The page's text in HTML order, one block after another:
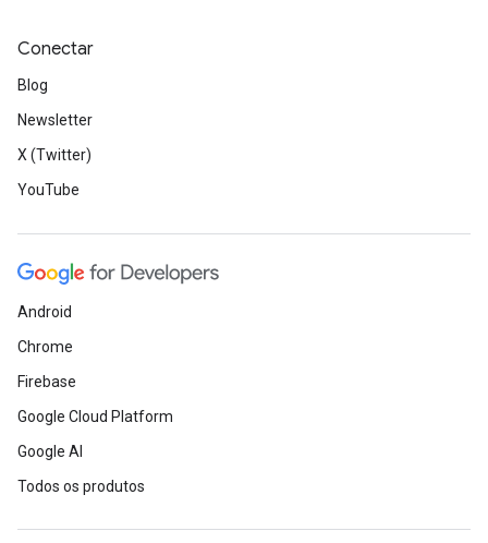
Conectar
Blog
Newsletter
X (Twitter)
YouTube
Android
Chrome
Firebase
Google Cloud Platform
Google AI
Todos os produtos